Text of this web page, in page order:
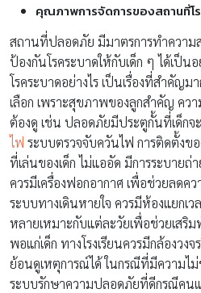
คุณภาพการจัดการของสถานที่โ
สถานที่ปลอดภัย มีมาตรการทำความ
ป้องกันโรคระบาดให้กับเด็ก ๆ ได้เป็น
โรคระบาดอย่างไร เป็นเรื่องที่สำคัญ
เลือก เพราะสุขภาพของลูกสำคัญ ค
ต้องดู เช่น ปลอดภัยมีประตูกั้นที่เด็กจะ
ไฟ ระบบตรวจจับควันไฟ การติดตั้งข
ที่เล่นของเด็ก ไม่แออัด มีการระบายถ่
ควรมีเครื่องฟอกอากาศ เพื่อช่วยลดค
ระบบทางเดินหายใจ ควรมีห้องแยกเ
หลายเหมาะกับแต่ละวัยเพื่อช่วยเสริ
พอแก่เด็ก ทางโรงเรียนควรมีกล้องวง
ย้อนดูเหตุการณ์ได้ ในกรณีที่มีความไ
ระบบรักษาความปลอดภัยที่ดีกรณีคน